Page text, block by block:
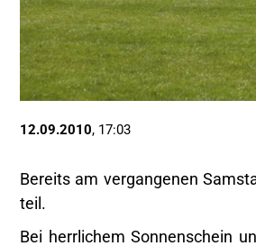
12.09.2010, 17:03
Bereits am vergangenen
teil.
Bei herrlichem Sonnenschein